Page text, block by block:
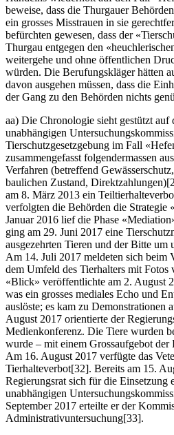
beweise, dass die Thurgauer
ein grosses Misstrauen in sie
befürchten gewesen, dass der
Thurgau entgegen den
weitergehe und ohne öffentlichen
würden. Die Berufungskläger hätten
davon ausgehen müssen, dass die
der Gang zu den Behörden nichts
aa) Die Chronologie sieht gestützt auf
unabhängigen
Tierschutzgesetzgebung im Fall
zusammengefasst folgendermassen
Verfahren (betreffend
baulichen Zustand,
am 8. März 2013 ein
verfolgten die Behörden die Strategie
Januar 2016 lief die Phase
ging am 29. Juni 2017 eine
ausgezehrten Tieren und der Bitte
Am 14. Juli 2017 meldeten sich beim
dem Umfeld des Tierhalters mit Fotos
«Blick» veröffentlichte am 2. August
was ein grosses mediales Echo und
auslöste; es kam zu
August 2017 orientierte der
Medienkonferenz. Die Tiere wurden
wurde – mit einem Grossaufgebot der
Am 16. August 2017 verfügte das
Tierhalteverbot[32]. Bereits am 15.
Regierungsrat sich für die Einsetzung
unabhängigen
September 2017 erteilte er der
Administrativuntersuchung[33].